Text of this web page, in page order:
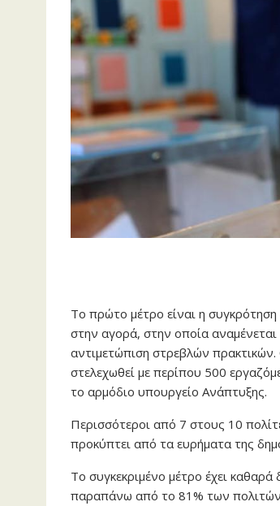
Το πρώτο μέτρο είναι η
στην αγορά, στην οποία
αντιμετώπιση στρεβλών πρακτικών.
στελεχωθεί με περίπου 500
το αρμόδιο υπουργείο Ανάπτυξης.
Περισσότεροι από 7 στους 10
προκύπτει από τα ευρήματα της
Το συγκεκριμένο μέτρο έχει καθαρά
παραπάνω από το 81% των